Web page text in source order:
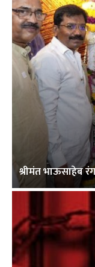
श्रीमंत भाऊसाहेब